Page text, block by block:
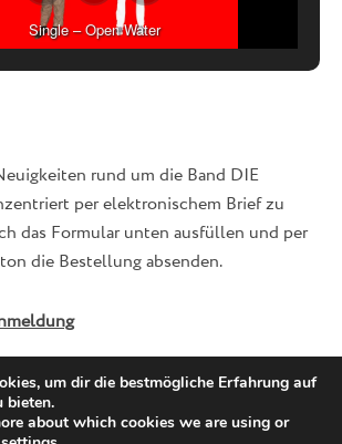
Single – Open Water
rund um die Band DIE
per elektronischem Brief zu
das Formular unten ausfüllen und per
die Bestellung absenden.
um dir die bestmögliche Erfahrung auf
bieten.
about which cookies we are using or